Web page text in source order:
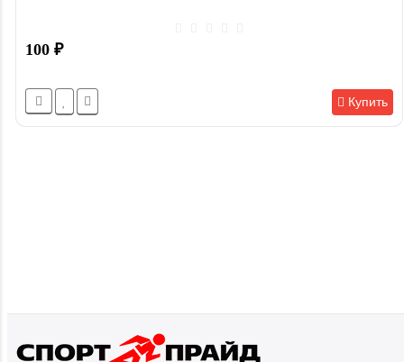
100 ₽
Купить